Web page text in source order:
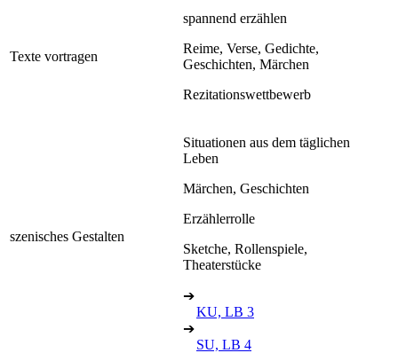
Texte vortragen
spannend erzählen
Reime, Verse, Gedichte,
Geschichten, Märchen
Rezitationswettbewerb
szenisches Gestalten
Situationen aus dem täglichen
Leben
Märchen, Geschichten
Erzählerrolle
Sketche, Rollenspiele,
Theaterstücke
➔
KU, LB 3
➔
SU, LB 4